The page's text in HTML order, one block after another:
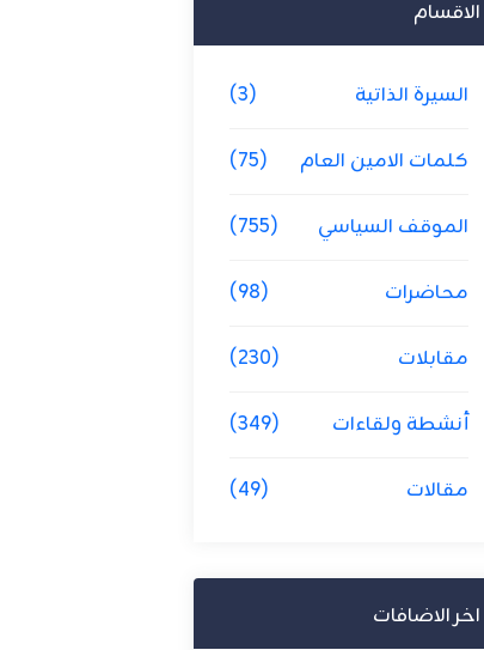
الاقسام
السيرة الذاتية (3)
كلمات الامين العام (75)
الموقف السياسي (755)
محاضرات (98)
مقابلات (230)
أنشطة ولقاءات (349)
مقالات (49)
اخر الاضافات